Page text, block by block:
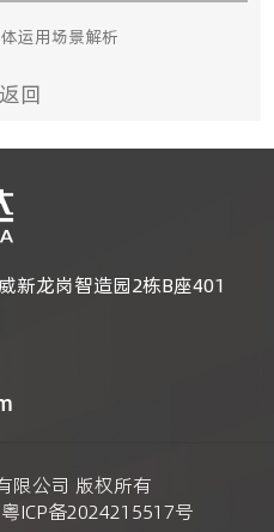
运用场景解析
返回
新龙岗智造园2栋B座401
限公司 版权所有
粤ICP备2024215517号